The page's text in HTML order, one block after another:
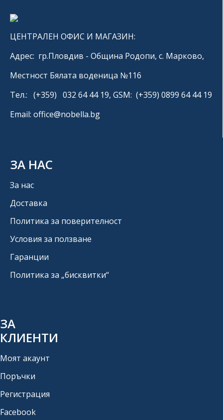
ЦЕНТРАЛЕН ОФИС И МАГАЗИН:
Адрес: гр.Пловдив - Община Родопи, с. Марково,
Местност Бялата воденица №116
Тел.: (+359) 032 64 44 19, GSM: (+359) 0899 64 44 19
Email: office@nobella.bg
ЗА НАС
За нас
Доставка
Политика за поверителност
Условия за ползване
Гаранции
Политика за „бисквитки“
ЗА
КЛИЕНТИ
Моят акаунт
Поръчки
Регистрация
Facebook